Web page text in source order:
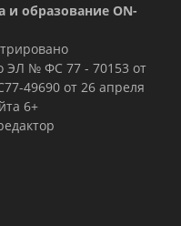
и образование ON-
ЭЛ № ФС 77 - 70153 от
49690 от 26 апреля
6+